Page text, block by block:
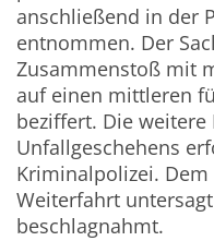
anschließend in der
entnommen. Der
Zusammenstoß mit
auf einen mittleren
beziffert. Die weitere
Unfallgeschehens
Kriminalpolizei.
Weiterfahrt
beschlagnahmt.